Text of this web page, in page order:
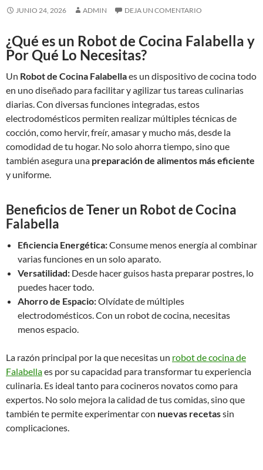
JUNIO 24, 2026 ADMIN DEJA UN COMENTARIO
¿Qué es un Robot de Cocina Falabella y
Por Qué Lo Necesitas?
Un Robot de Cocina Falabellaes un dispositivo de cocina todo
en uno diseñado para facilitar y agilizar tus tareas culinarias
diarias. Con diversas funciones integradas, estos
electrodomésticos permiten realizar múltiples técnicas de
cocción, como hervir, freír, amasar y mucho más, desde la
comodidad de tu hogar. No solo ahorra tiempo, sino que
también asegura una preparación de alimentos más eficiente
y uniforme.
Beneficios de Tener un Robot de Cocina
Falabella
Eficiencia Energética:Consume menos energía al combinar
varias funciones en un solo aparato.
Versatilidad: Desde hacer guisos hasta preparar postres, lo
puedes hacer todo.
Ahorro de Espacio:Olvídate de múltiples
electrodomésticos. Con un robot de cocina, necesitas
menos espacio.
La razón principal por la que necesitas un robot de cocina de
Falabellaes por su capacidad para transformar tu experiencia
culinaria. Es ideal tanto para cocineros novatos como para
expertos. No solo mejora la calidad de tus comidas, sino que
también te permite experimentar con nuevas recetassin
complicaciones.